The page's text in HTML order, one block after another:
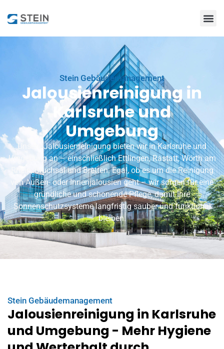
Stein Gebäudemanagement
Jalousienreinigung in
Karlsruhe und
Umgebung
Unsere Jalousienreinigung bieten wir in Karlsruhe und
Umgebung an – einschließlichEttlingen, Rastatt, Wörth am
Rhein, Bruchsal und Bretten. Egal, ob es um die Reinigung
von Außen- oder Innenjalousien geht – wir sorgen für eine
gründliche und schonende Pflege, damit Ihre
Sonnenschutzsysteme langfristig sauber und funktional
bleiben.
Stein Gebäudemanagement
Jalousienreinigung in Karlsruhe
und Umgebung - Mehr Hygiene